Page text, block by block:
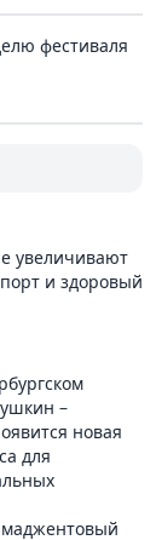
фестиваля
увеличивают
и здоровый
–
новая
для